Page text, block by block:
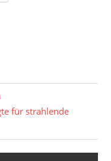
für strahlende